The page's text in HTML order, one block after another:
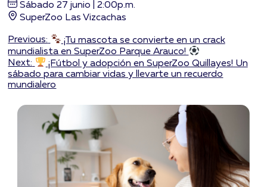
Sábado 27 junio | 2:00p.m.
SuperZoo Las Vizcachas
Navegación
de
entradas
Previous:
¡Tu mascota se convierte en un crack
mundialista en SuperZoo Parque Arauco!
Next:
¡Fútbol y adopción en SuperZoo Quillayes! Un
sábado para cambiar vidas y llevarte un recuerdo
mundialero